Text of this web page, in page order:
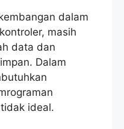
dalam
masih
data dan
Dalam
ideal.